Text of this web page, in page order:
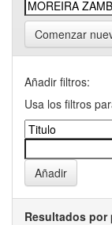
Comenzar
Añadir filtros:
Usa los filtros
Resultados por